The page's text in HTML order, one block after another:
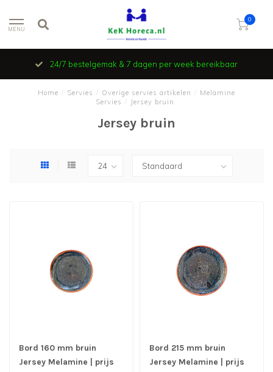
MENU
0
24/7 bestelgemak & 7 dagen per week bereikbaar
Home Servies Overige servies artikelen
Melamine
Servies
Jersey bruin
Jersey bruin
Bord 160 mm bruin
Jersey Melamine | prijs
Bord 215 mm bruin
Jersey Melamine | prijs